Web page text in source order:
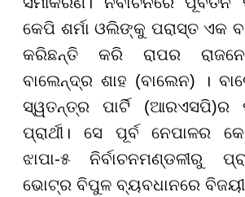
କେପି ଶର୍ମା ଓଲିଙ୍କୁ ପରାସ୍ତ ଏକ
କରିଛନ୍ତି କରି ରାପର
ବାଲେନ୍ଦ୍ର ଶାହ (ବାଲେନ) ।
ସ୍ୱତନ୍ତ୍ର ପାର୍ଟି (ଆରଏସପି)ର
ପ୍ରାର୍ଥୀ। ସେ ପୂର୍ବ ନେପାଳର
ଝାପା-୫ ନିର୍ବାଚନମଣ୍ଡଳୀରୁ
ଭୋଟ୍ର ବିପୁଳ ବ୍ୟବଧାନରେ